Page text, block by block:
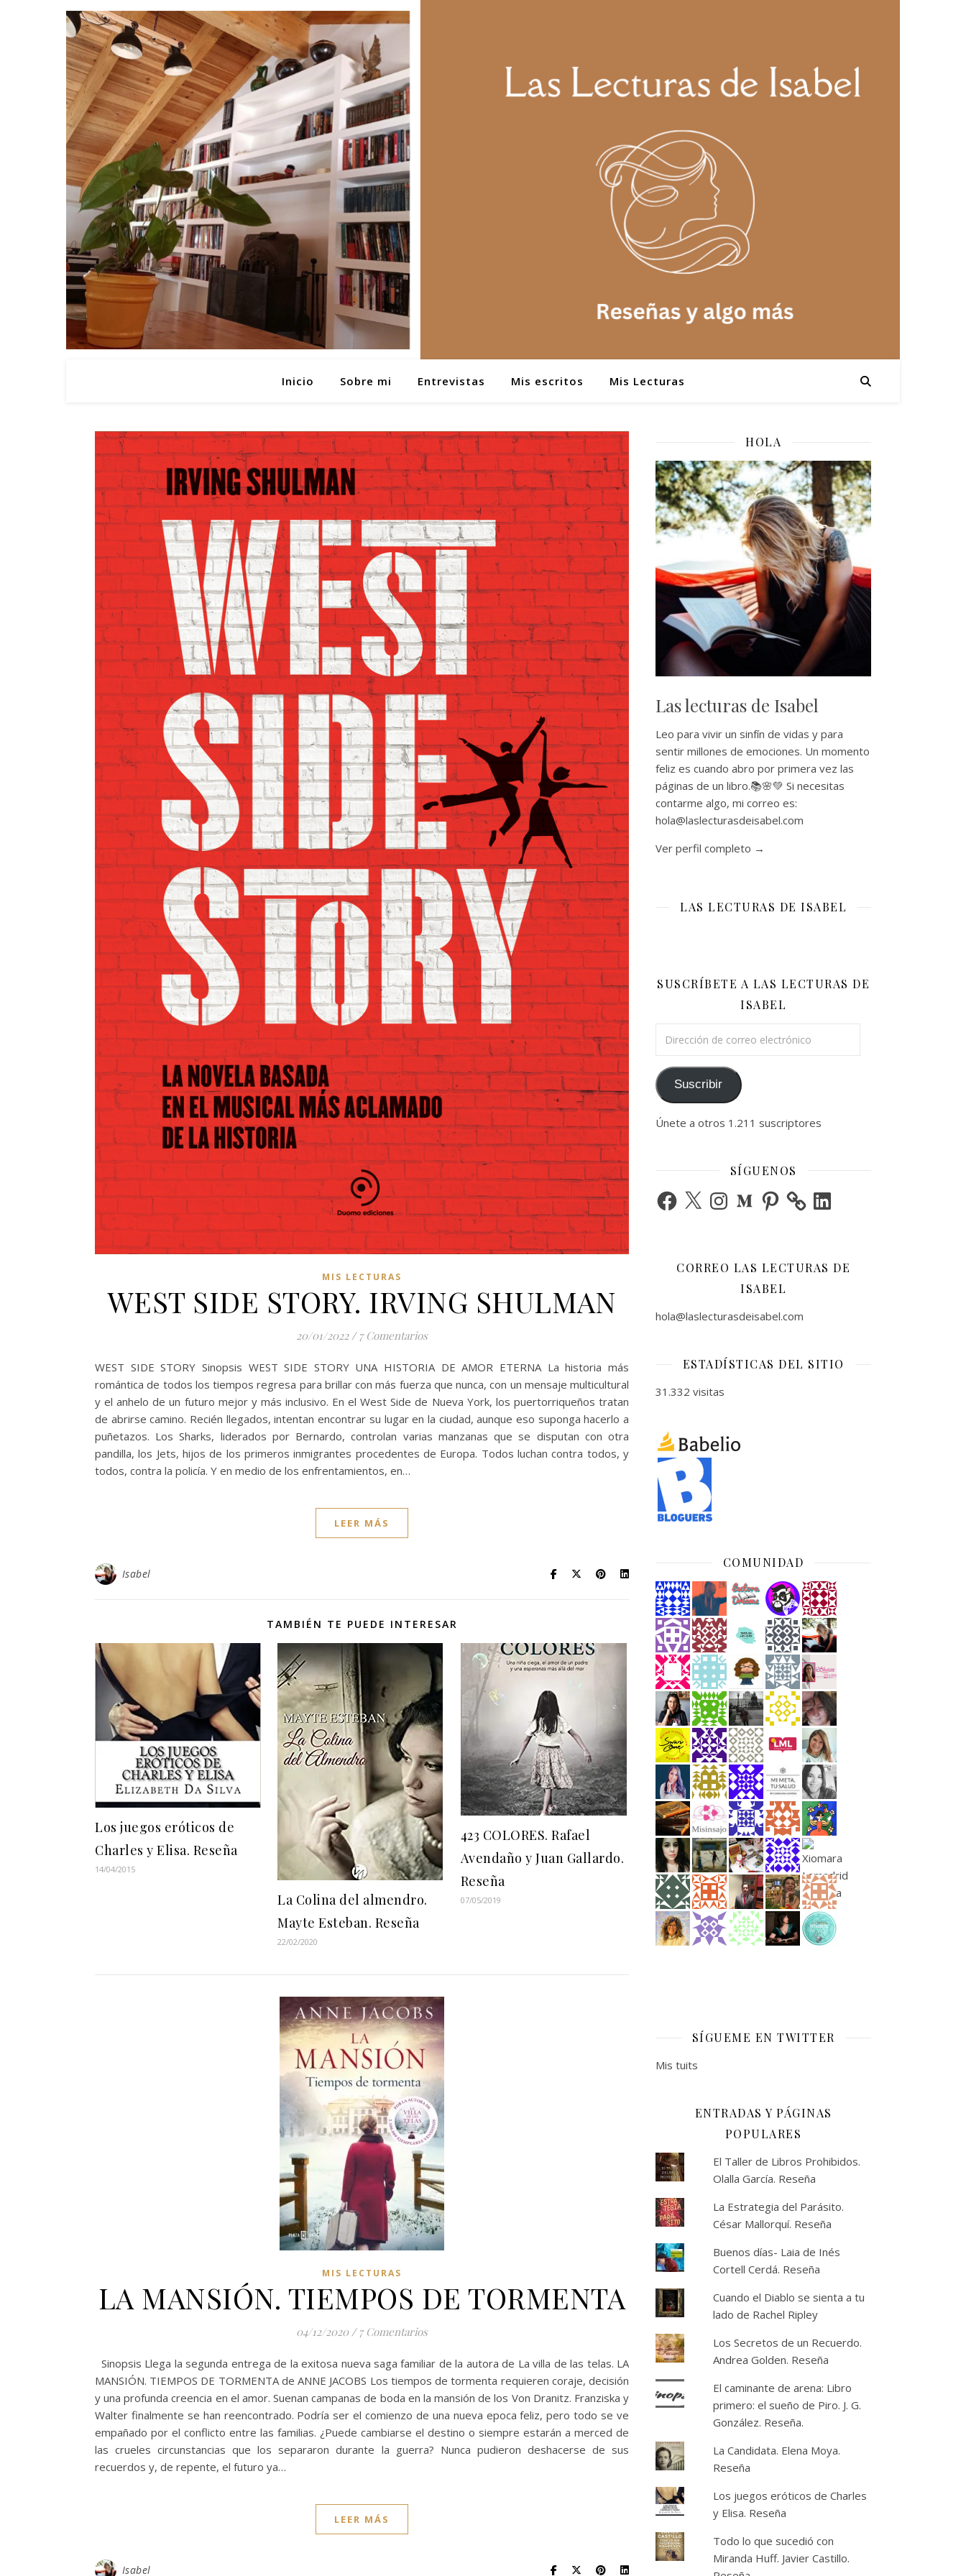
Inicio Sobre mi Entrevistas Mis escritos Mis Lecturas
MIS LECTURAS
WEST SIDE STORY. IRVING SHULMAN
20/01/2022 / 7 Comentarios
WEST SIDE STORY Sinopsis WEST SIDE STORY UNA HISTORIA DE AMOR ETERNA La historia más
romántica de todos los tiempos regresa para brillar con más fuerza que nunca, con un mensaje multicultural
y el anhelo de un futuro mejor y más inclusivo. En el West Side de Nueva York, los puertorriqueños tratan
de abrirse camino. Recién llegados, intentan encontrar su lugar en la ciudad, aunque eso suponga hacerlo a
puñetazos. Los Sharks, liderados por Bernardo, controlan varias manzanas que se disputan con otra
pandilla, los Jets, hijos de los primeros inmigrantes procedentes de Europa. Todos luchan contra todos, y
todos, contra la policía. Y en medio de los enfrentamientos, en…
LEER MÁS
Isabel
TAMBIÉN TE PUEDE INTERESAR
Los juegos eróticos de
Charles y Elisa. Reseña
14/04/2015
La Colina del almendro.
Mayte Esteban. Reseña
22/02/2020
423 COLORES. Rafael
Avendaño y Juan Gallardo.
Reseña
07/05/2019
MIS LECTURAS
LA MANSIÓN. TIEMPOS DE TORMENTA
04/12/2020 / 7 Comentarios
Sinopsis Llega la segunda entrega de la exitosa nueva saga familiar de la autora de La villa de las telas. LA
MANSIÓN. TIEMPOS DE TORMENTA de ANNE JACOBS Los tiempos de tormenta requieren coraje, decisión
y una profunda creencia en el amor. Suenan campanas de boda en la mansión de los Von Dranitz. Franziska y
Walter finalmente se han reencontrado. Podría ser el comienzo de una nueva epoca feliz, pero todo se ve
empañado por el conflicto entre las familias. ¿Puede cambiarse el destino o siempre estarán a merced de
las crueles circunstancias que los separaron durante la guerra? Nunca pudieron deshacerse de sus
recuerdos y, de repente, el futuro ya…
LEER MÁS
Isabel
HOLA
Las lecturas de Isabel
Leo para vivir un sinfín de vidas y para
sentir millones de emociones. Un momento
feliz es cuando abro por primera vez las
páginas de un libro.📚🌸💚 Si necesitas
contarme algo, mi correo es:
hola@laslecturasdeisabel.com
Ver perfil completo →
LAS LECTURAS DE ISABEL
SUSCRÍBETE A LAS LECTURAS DE
ISABEL
Suscribir
Únete a otros 1.211 suscriptores
SÍGUENOS
Facebook
X InstagramMediumPinterest LinkedIn
CORREO LAS LECTURAS DE
ISABEL
hola@laslecturasdeisabel.com
ESTADÍSTICAS DEL SITIO
31.332 visitas
COMUNIDAD
SÍGUEME EN TWITTER
Mis tuits
ENTRADAS Y PÁGINAS
POPULARES
El Taller de Libros Prohibidos.
Olalla García. Reseña
La Estrategia del Parásito.
César Mallorquí. Reseña
Buenos días- Laia de Inés
Cortell Cerdá. Reseña
Cuando el Diablo se sienta a tu
lado de Rachel Ripley
Los Secretos de un Recuerdo.
Andrea Golden. Reseña
El caminante de arena: Libro
primero: el sueño de Piro. J. G.
González. Reseña.
La Candidata. Elena Moya.
Reseña
Los juegos eróticos de Charles
y Elisa. Reseña
Todo lo que sucedió con
Miranda Huff. Javier Castillo.